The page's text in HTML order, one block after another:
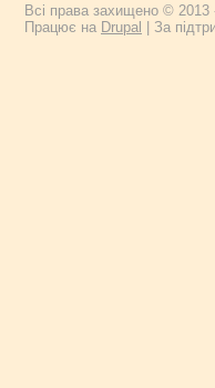
Всі права захищено © 2013
Працює на Drupal | За